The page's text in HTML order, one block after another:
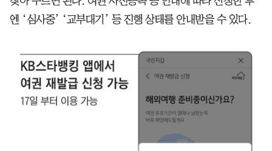
엔 ‘심사중’ ‘교부대기’ 등 진행 상태를 안내받을 수 있다.